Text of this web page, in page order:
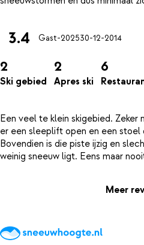
3.4 Gast-202530-12-2014
2
Ski gebied
2
Apres ski
6
Een veel te klein skigebied. Zeker
er een sleeplift open en een stoel
Bovendien is die piste ijzig en
Meer